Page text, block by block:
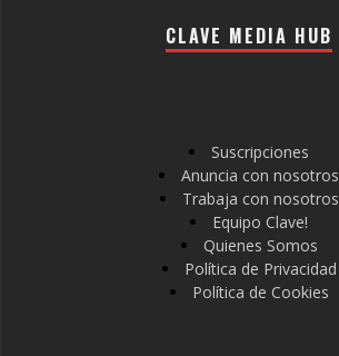
CLAVE MEDIA HUB
Suscripciones
Anuncia con nosotros
Trabaja con nosotros
Equipo Clave!
Quienes Somos
Política de Privacidad
Política de Cookies